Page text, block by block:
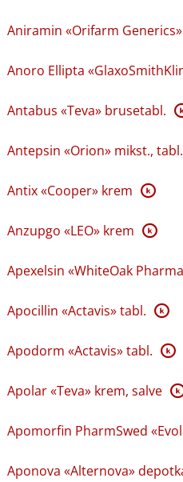
Aniramin «Orifarm
Anoro Ellipta
Antabus «Teva» brusetabl. K
Antepsin «Orion» mikst., tabl.
Antix «Cooper» krem K
Anzupgo «LEO» krem K
Apexelsin «WhiteOak
Apocillin «Actavis» tabl. K
Apodorm «Actavis» tabl. K
Apolar «Teva» krem, salve K
Apomorfin PharmSwed
Aponova «Alternova»